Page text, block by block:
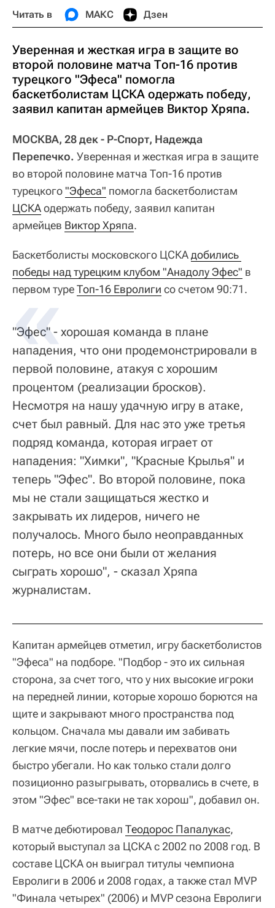
Читать в МАКС Дзен
Уверенная и жесткая игра в защите во
второй половине матча Топ-16 против
турецкого "Эфеса" помогла
баскетболистам ЦСКА одержать победу,
заявил капитан армейцев Виктор Хряпа.
МОСКВА, 28 дек - Р-Спорт, Надежда
Перепечко. Уверенная и жесткая игра в защите
во второй половине матча Топ-16 против
турецкого"Эфеса" помогла баскетболистам
ЦСКАодержать победу, заявил капитан
армейцев Виктор Хряпа.
Баскетболисты московского ЦСКАдобились
победы над турецким клубом "Анадолу Эфес" в
первом туреТоп-16 Евролиги со счетом 90:71.
"Эфес" - хорошая команда в плане
нападения, что они продемонстрировали в
первой половине, атакуя с хорошим
процентом (реализации бросков).
Несмотря на нашу удачную игру в атаке,
счет был равный. Для нас это уже третья
подряд команда, которая играет от
нападения: "Химки", "Красные Крылья" и
теперь "Эфес". Во второй половине, пока
мы не стали защищаться жестко и
закрывать их лидеров, ничего не
получалось. Много было неоправданных
потерь, но все они были от желания
сыграть хорошо", - сказал Хряпа
журналистам.
Капитан армейцев отметил, игру баскетболистов
"Эфеса" на подборе. "Подбор - это их сильная
сторона, за счет того, что у них высокие игроки
на передней линии, которые хорошо борются на
щите и закрывают много пространства под
кольцом. Сначала мы давали им забивать
легкие мячи, после потерь и перехватов они
быстро убегали. Но как только стали долго
позиционно разыгрывать, оторвались в счете, в
этом "Эфес" все-таки не так хорош", добавил он.
В матче дебютировал Теодорос Папалукас,
который выступал за ЦСКА с 2002 по 2008 год. В
составе ЦСКА он выиграл титулы чемпиона
Евролиги в 2006 и 2008 годах, а также стал MVP
"Финала четырех" (2006) и MVP сезона Евролиги